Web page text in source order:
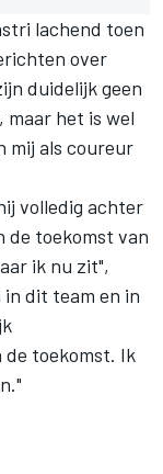
lachend toen
over
duidelijk geen
maar het is wel
mij als coureur
volledig achter
de toekomst van
ik nu zit",
dit team en in
de toekomst. Ik